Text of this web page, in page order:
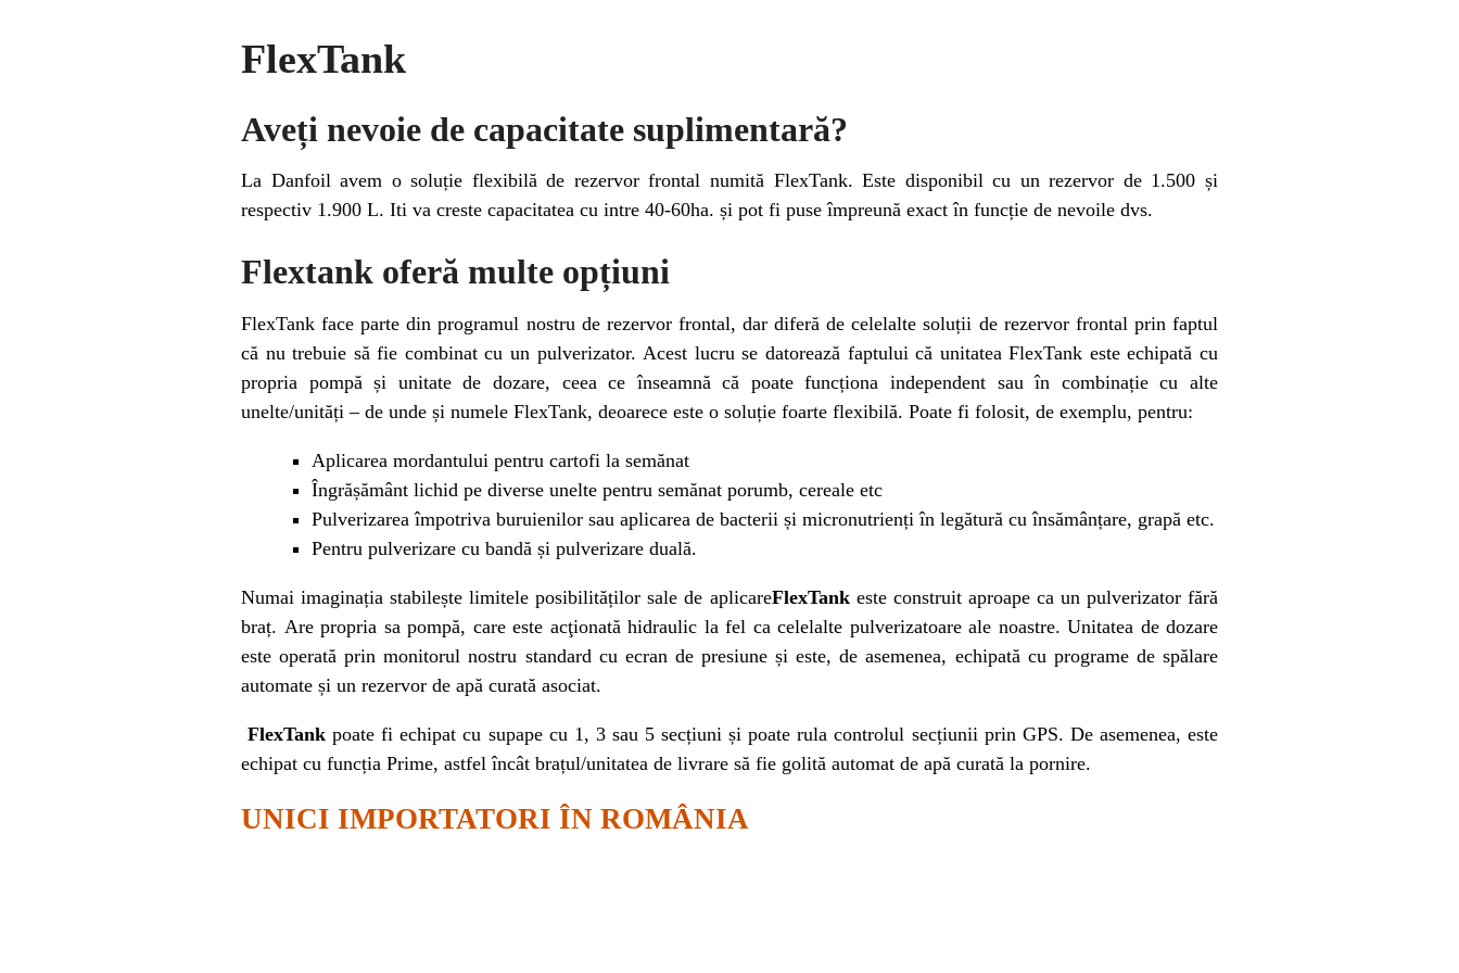
FlexTank
Aveți nevoie de capacitate suplimentară?
La Danfoil avem o soluție flexibilă de rezervor frontal numită FlexTank. Este disponibil cu un rezervor de 1.500 și
respectiv 1.900 L. Iti va creste capacitatea cu intre 40-60ha. și pot fi puse împreună exact în funcție de nevoile dvs.
Flextank oferă multe opțiuni
FlexTank face parte din programul nostru de rezervor frontal, dar diferă de celelalte soluții de rezervor frontal prin faptul
că nu trebuie să fie combinat cu un pulverizator. Acest lucru se datorează faptului că unitatea FlexTank este echipată cu
propria pompă și unitate de dozare, ceea ce înseamnă că poate funcționa independent sau în combinație cu alte
unelte/unități – de unde și numele FlexTank, deoarece este o soluție foarte flexibilă. Poate fi folosit, de exemplu, pentru:
Aplicarea mordantului pentru cartofi la semănat
Îngrășământ lichid pe diverse unelte pentru semănat porumb, cereale etc
Pulverizarea împotriva buruienilor sau aplicarea de bacterii și micronutrienți în legătură cu însămânțare, grapă etc.
Pentru pulverizare cu bandă și pulverizare duală.
Numai imaginația stabilește limitele posibilităților sale de aplicareFlexTankeste construit aproape ca un pulverizator fără
braț. Are propria sa pompă, care este acţionată hidraulic la fel ca celelalte pulverizatoare ale noastre. Unitatea de dozare
este operată prin monitorul nostru standard cu ecran de presiune și este, de asemenea, echipată cu programe de spălare
automate și un rezervor de apă curată asociat.
FlexTank poate fi echipat cu supape cu 1, 3 sau 5 secțiuni și poate rula controlul secțiunii prin GPS. De asemenea, este
echipat cu funcția Prime, astfel încât brațul/unitatea de livrare să fie golită automat de apă curată la pornire.
UNICI IMPORTATORI ÎN ROMÂNIA